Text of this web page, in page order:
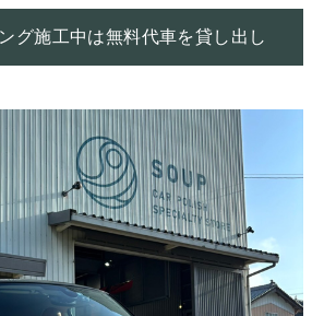
グ施工中は無料代車を貸し出し